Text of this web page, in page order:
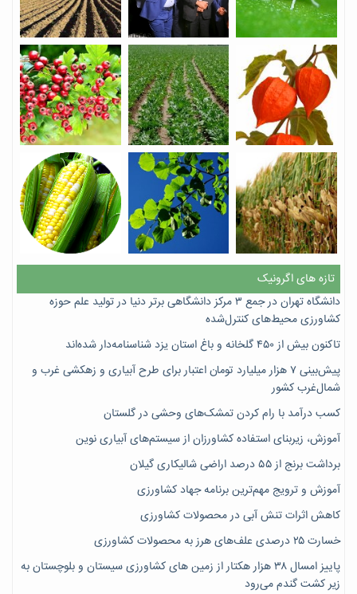
تازه های اگرونیک
دانشگاه تهران در جمع ۳ مرکز دانشگاهی برتر دنیا در تولید علم حوزه
کشاورزی محیط‌های کنترل‌شده
تاکنون بیش از ۴۵۰ گلخانه و باغ استان یزد شناسنامه‌دار شده‌اند
پیش‌بینی ۷‌ هزار میلیارد تومان اعتبار برای طرح آبیاری و زهکشی غرب و
شمال‌غرب کشور
کسب درآمد با رام کردن تمشک‌های وحشی در گلستان
آموزش، زیربنای استفاده کشاورزان از سیستم‌های آبیاری نوین
برداشت برنج از ۵۵ درصد اراضی شالیکاری گیلان
آموزش و ترویج مهم‌ترین برنامه جهاد کشاورزی
کاهش اثرات تنش آبی در محصولات کشاورزی
خسارت ۲۵ درصدی علف‌های هرز به محصولات کشاورزی
پاییز امسال ۳۸ هزار هکتار از زمین های کشاورزی سیستان و بلوچستان به
زیر کشت گندم می‌رود